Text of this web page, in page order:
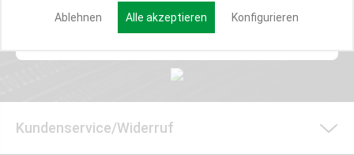
Anmelden
Kundenservice/Widerruf
Ablehnen Alle akzeptieren Konfigurieren